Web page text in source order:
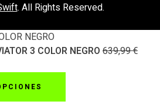
de
producto
. All Rights Reserved.
3 COLOR NEGRO 639,99€